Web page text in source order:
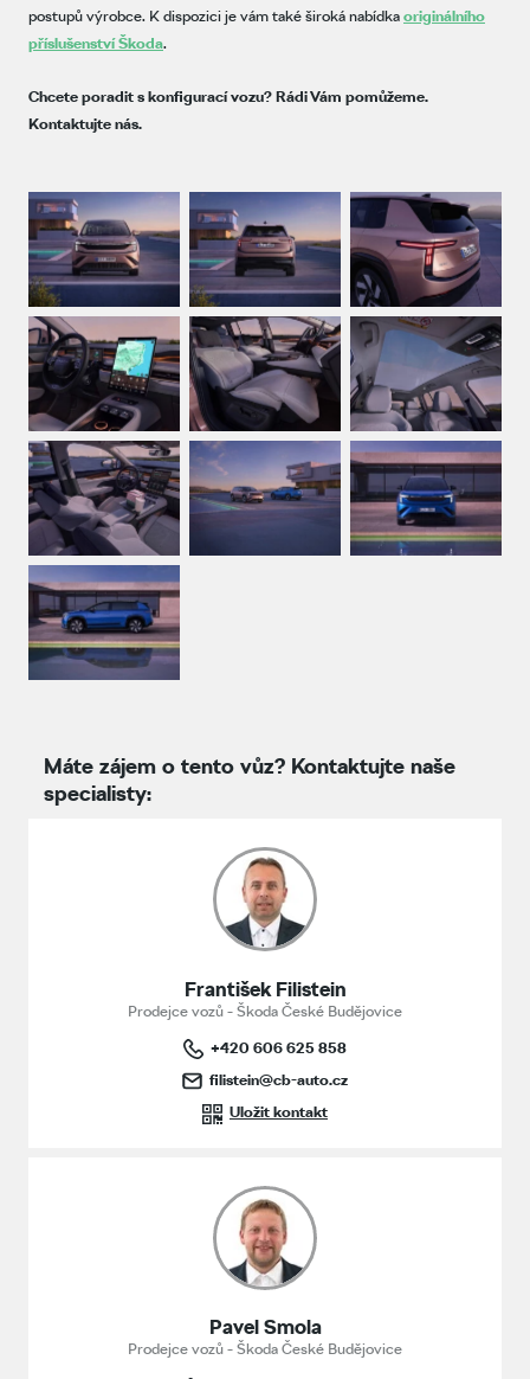
postupů výrobce. K dispozici je vám také široká nabídkaoriginálního
příslušenství Škoda.
Chcete poradit s konfigurací vozu? Rádi Vám pomůžeme.
Kontaktujte nás.
Máte zájem o tento vůz? Kontaktujte naše
specialisty:
František Filistein
Prodejce vozů - Škoda České Budějovice
+420 606 625 858
filistein@cb-auto.cz
Uložit kontakt
Pavel Smola
Prodejce vozů - Škoda České Budějovice